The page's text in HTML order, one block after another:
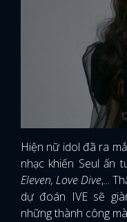
Hiện nữ idol đã ra
nhạc khiến Seul ấn
Eleven, Love Dive,...
dự đoán IVE sẽ
những thành công